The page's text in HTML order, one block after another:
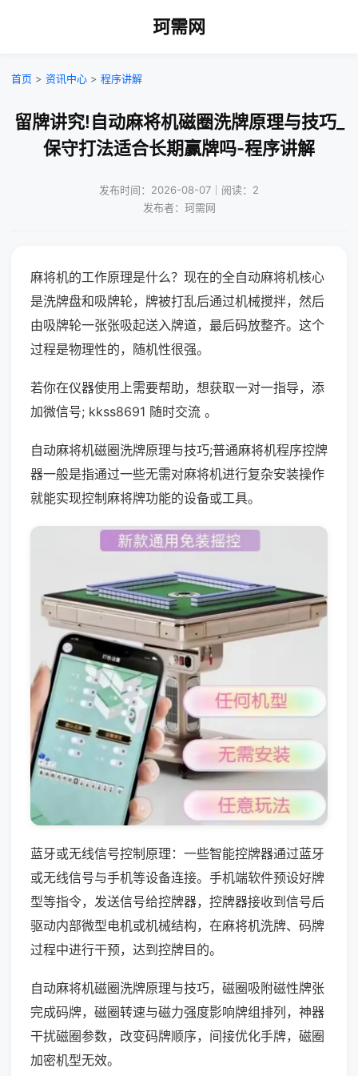
珂需网
首页 > 资讯中心 > 程序讲解
留牌讲究!自动麻将机磁圈洗牌原理与技巧_
保守打法适合长期赢牌吗-程序讲解
发布时间：2026-08-07｜阅读：2
发布者：珂需网
麻将机的工作原理是什么？现在的全自动麻将机核心
是洗牌盘和吸牌轮，牌被打乱后通过机械搅拌，然后
由吸牌轮一张张吸起送入牌道，最后码放整齐。这个
过程是物理性的，随机性很强。
若你在仪器使用上需要帮助，想获取一对一指导，添
加微信号; kkss8691 随时交流 。
自动麻将机磁圈洗牌原理与技巧;普通麻将机程序控牌
器一般是指通过一些无需对麻将机进行复杂安装操作
就能实现控制麻将牌功能的设备或工具。
蓝牙或无线信号控制原理：一些智能控牌器通过蓝牙
或无线信号与手机等设备连接。手机端软件预设好牌
型等指令，发送信号给控牌器，控牌器接收到信号后
驱动内部微型电机或机械结构，在麻将机洗牌、码牌
过程中进行干预，达到控牌目的。
自动麻将机磁圈洗牌原理与技巧，磁圈吸附磁性牌张
完成码牌，磁圈转速与磁力强度影响牌组排列，神器
干扰磁圈参数，改变码牌顺序，间接优化手牌，磁圈
加密机型无效。